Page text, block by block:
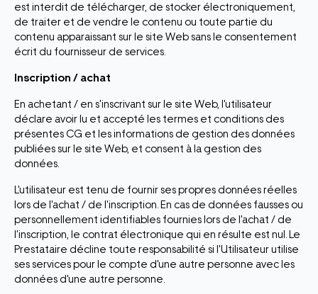
est interdit de télécharger, de stocker électroniquement,
de traiter et de vendre le contenu ou toute partie du
contenu apparaissant sur le site Web sans le consentement
écrit du fournisseur de services.
Inscription / achat
En achetant / en s'inscrivant sur le site Web, l'utilisateur
déclare avoir lu et accepté les termes et conditions des
présentes CG et les informations de gestion des données
publiées sur le site Web, et consent à la gestion des
données.
L'utilisateur est tenu de fournir ses propres données réelles
lors de l'achat / de l'inscription. En cas de données fausses ou
personnellement identifiables fournies lors de l'achat / de
l'inscription, le contrat électronique qui en résulte est nul. Le
Prestataire décline toute responsabilité si l'Utilisateur utilise
ses services pour le compte d'une autre personne avec les
données d'une autre personne.